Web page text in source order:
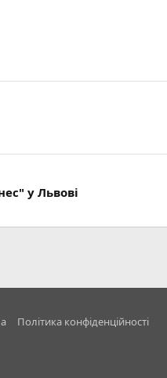
у Львові
Політика конфіденційності